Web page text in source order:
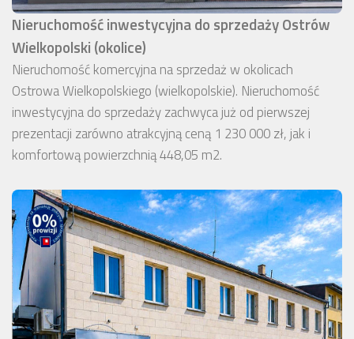
Nieruchomość inwestycyjna do sprzedaży Ostrów
Wielkopolski (okolice)
Nieruchomość komercyjna na sprzedaż w okolicach
Ostrowa Wielkopolskiego (wielkopolskie). Nieruchomość
inwestycyjna do sprzedaży zachwyca już od pierwszej
prezentacji zarówno atrakcyjną ceną 1 230 000 zł, jak i
komfortową powierzchnią 448,05 m2.